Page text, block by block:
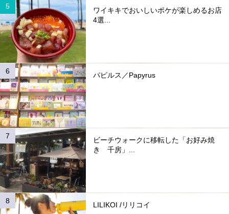
ワイキキでおいしいポケが楽しめるお店
4選...
パピルス／Papyrus
ビーチウォークに移転した「お好み焼
き 千房」...
LILIKOI /リリコイ